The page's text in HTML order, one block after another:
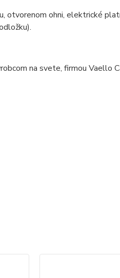
otvorenom ohni, elektrické
na svete, firmou Vaello